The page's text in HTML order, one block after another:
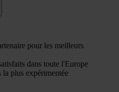
pour les meilleurs
dans toute l'Europe
la plus expérimentée